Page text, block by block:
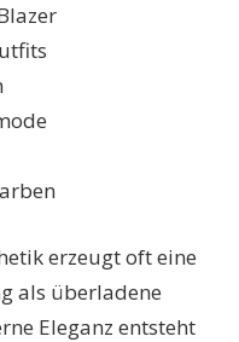
erzeugt oft eine
als überladene
Eleganz entsteht